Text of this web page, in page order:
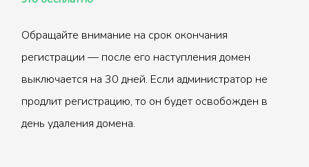
Обращайте внимание на срок окончания
регистрации — после его наступления домен
выключается на 30 дней. Если администратор не
продлит регистрацию, то он будет освобожден в
день удаления домена.